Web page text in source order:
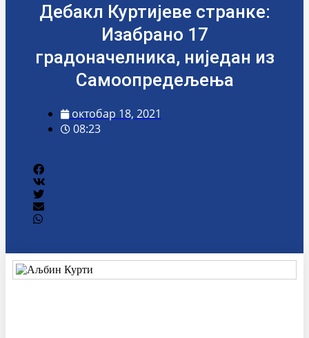
Дебакл Куртијеве странке:
Изабрано 17
градоначелника, ниједан из
Самоопредељења
октобар 18, 2021
08:23